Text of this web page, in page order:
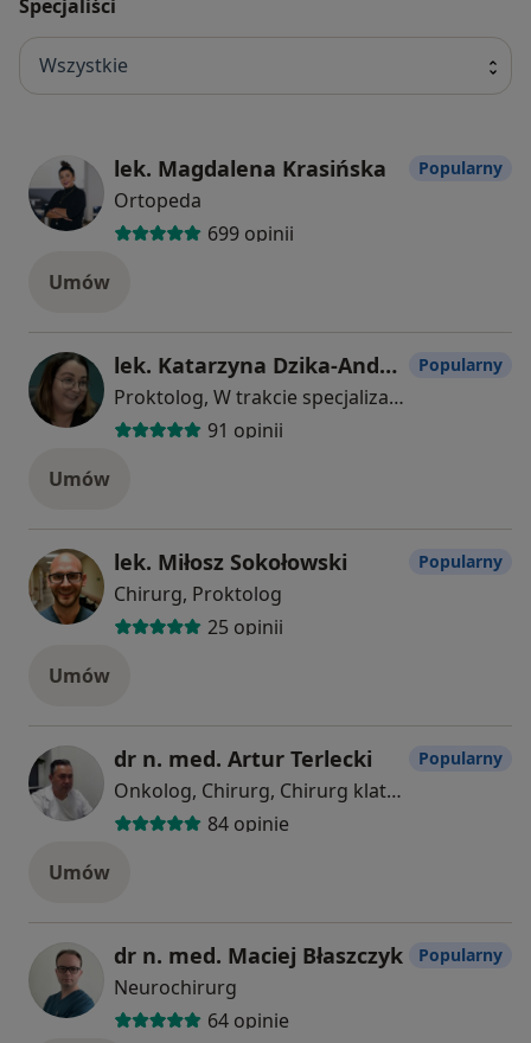
Specjaliści
Wszystkie
lek. Magdalena Krasińska
Ortopeda
699 opinii
Popularny
Umów
lek. Katarzyna Dzika-Andrysiak
Proktolog, W trakcie specjalizacji (Chirurg)
91 opinii
Popularny
Umów
lek. Miłosz Sokołowski
Chirurg, Proktolog
25 opinii
Popularny
Umów
dr n. med. Artur Terlecki
Onkolog, Chirurg, Chirurg klatki piersiowej
84 opinie
Popularny
Umów
dr n. med. Maciej Błaszczyk
Neurochirurg
64 opinie
Popularny